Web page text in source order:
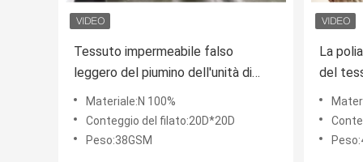
Tessuto impermeabile falso
leggero del piumino dell'unità di
elaborazione di Cire della
poliammide materiale brillante di
nylon del tessuto di 100%
Materiale:N 100%
Conteggio del filato:20D*20D
Peso:38GSM
La
del
Fabric